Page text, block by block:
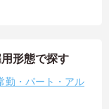
形態で探す
勤・パート・アル